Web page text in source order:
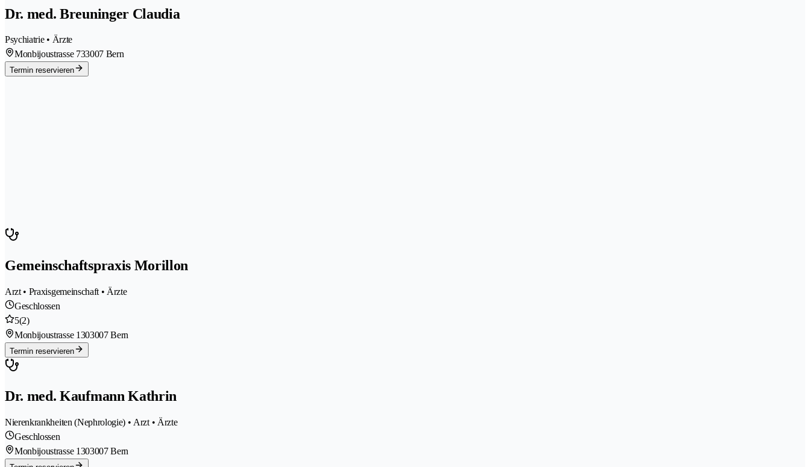
Dr. med. Breuninger Claudia
Psychiatrie • Ärzte
Monbijoustrasse 733007 Bern
Termin reservieren
Gemeinschaftspraxis Morillon
Arzt • Praxisgemeinschaft • Ärzte
Geschlossen
5(2)
Monbijoustrasse 1303007 Bern
Termin reservieren
Dr. med. Kaufmann Kathrin
Nierenkrankheiten (Nephrologie) • Arzt • Ärzte
Geschlossen
Monbijoustrasse 1303007 Bern